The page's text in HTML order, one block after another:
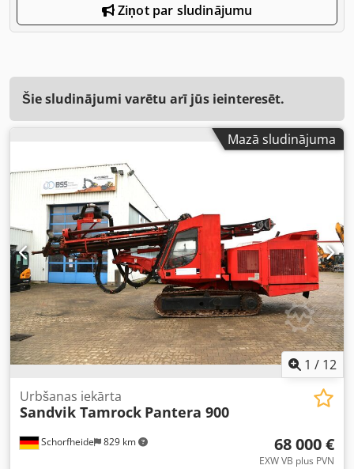
Ziņot par sludinājumu
Šie sludinājumi varētu arī jūs ieinteresēt.
Mazā sludinājuma
1 / 12
Schorfheide 829 km
Urbšanas iekārta
Sandvik Tamrock Pantera 900
68 000 €
EXW VB plus PVN